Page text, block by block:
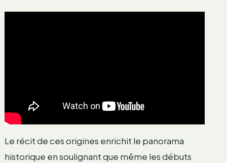
Le récit de ces origines enrichit le panorama
historique en soulignant que même les débuts